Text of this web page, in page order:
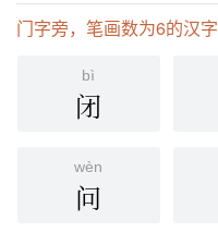
门字旁，笔画数为6的汉字
bì
闭
wèn
问